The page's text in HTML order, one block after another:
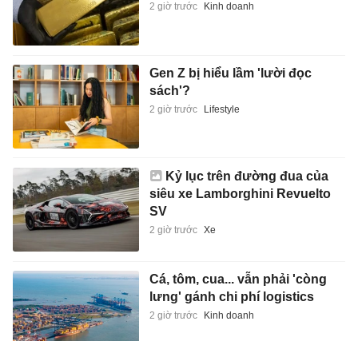
2 giờ trước Kinh doanh
Gen Z bị hiểu lầm 'lười đọc
sách'?
2 giờ trước Lifestyle
Kỷ lục trên đường đua của
siêu xe Lamborghini Revuelto
SV
2 giờ trước Xe
Cá, tôm, cua... vẫn phải 'còng
lưng' gánh chi phí logistics
2 giờ trước Kinh doanh